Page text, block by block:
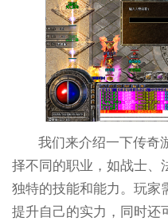
我们来介绍一下传奇
择不同的职业，如战士、
独特的技能和能力。玩家
提升自己的实力，同时还